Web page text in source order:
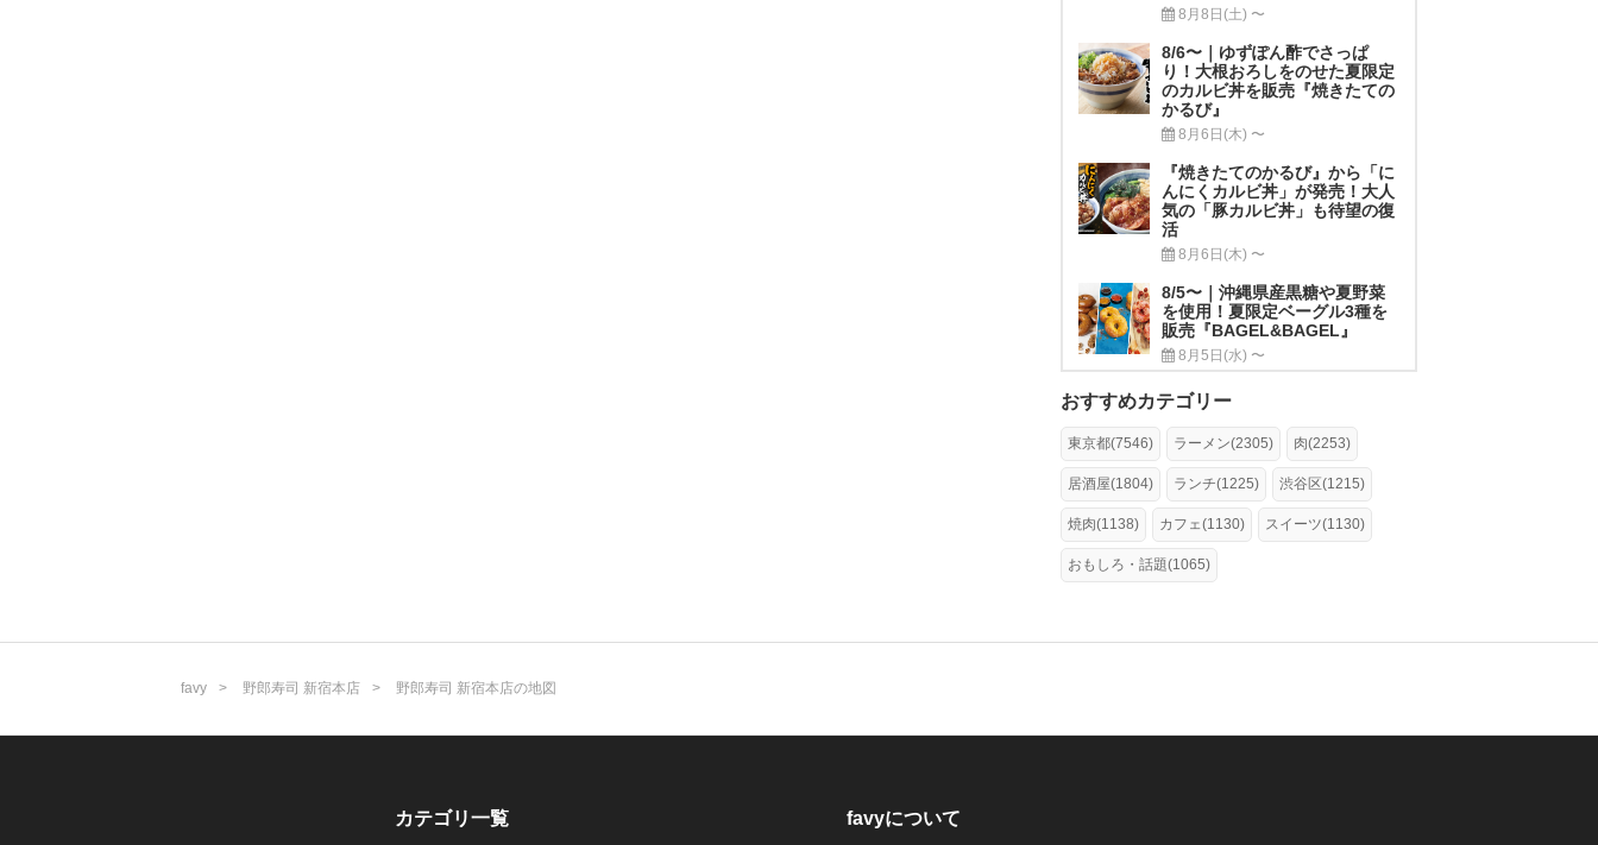
8月8日(土) 〜
8/6〜｜ゆずぽん酢でさっぱ
り！大根おろしをのせた夏限定
のカルビ丼を販売『焼きたての
かるび』
8月6日(木) 〜
『焼きたてのかるび』から「に
んにくカルビ丼」が発売！大人
気の「豚カルビ丼」も待望の復
活
8月6日(木) 〜
8/5〜｜沖縄県産黒糖や夏野菜
を使用！夏限定ベーグル3種を
販売『BAGEL&BAGEL』
8月5日(水) 〜
おすすめカテゴリー
東京都(7546) ラーメン(2305) 肉(2253)
居酒屋(1804) ランチ(1225) 渋谷区(1215)
焼肉(1138) カフェ(1130) スイーツ(1130)
おもしろ・話題(1065)
favy 野郎寿司 新宿本店 野郎寿司 新宿本店の地図
カテゴリ一覧 favyについて